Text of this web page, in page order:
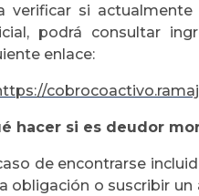
verificar si
podrá consultar
enlace:
hacer si es deudor
de encontrarse
obligación o suscribir